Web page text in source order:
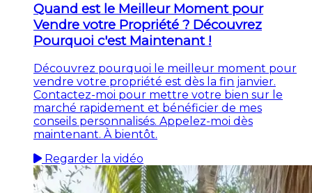
Quand est le Meilleur Moment pour
Vendre votre Propriété ? Découvrez
Pourquoi c'est Maintenant !
Découvrez pourquoi le meilleur moment pour
vendre votre propriété est dès la fin janvier.
Contactez-moi pour mettre votre bien sur le
marché rapidement et bénéficier de mes
conseils personnalisés. Appelez-moi dès
maintenant. À bientôt.
Regarder la vidéo